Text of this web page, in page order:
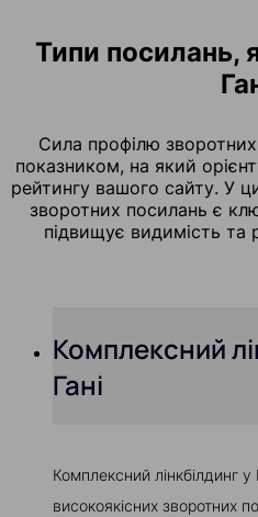
Типи посилань,
Сила профілю
показником, на який
рейтингу вашого сайту. У
зворотних посилань є
підвищує видимість та
Комплексний
Гані
Комплексний лінкбілдинг
високоякісних зворотних